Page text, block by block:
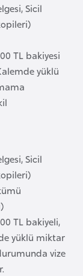
Sicil
TL bakiyesi
yüklü
Sicil
TL bakiyeli,
yüklü miktar
vize